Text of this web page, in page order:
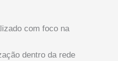
com foco na
dentro da rede